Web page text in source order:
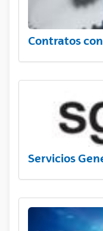
Contratos
Servicios